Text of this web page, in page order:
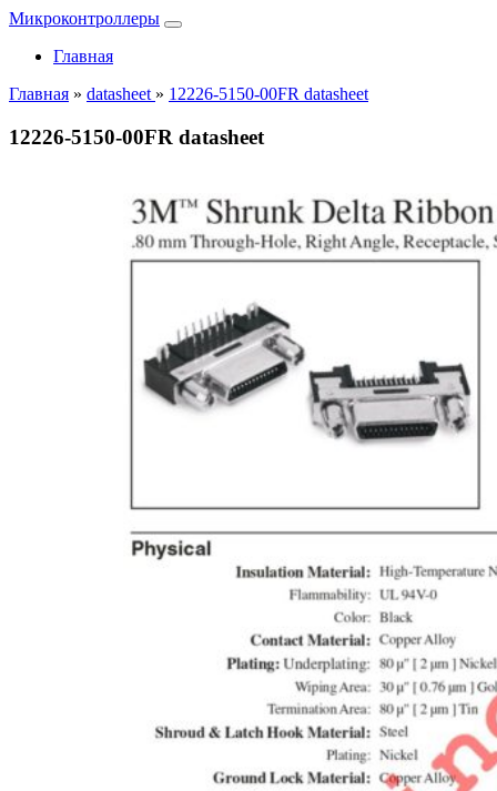
Микроконтроллеры
Главная
Главная » datasheet » 12226-5150-00FR datasheet
12226-5150-00FR datasheet